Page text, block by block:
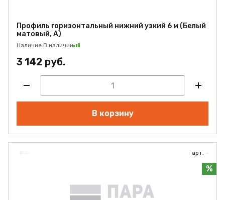
Профиль горизонтальный нижний узкий 6 м (Белый
матовый, А)
Наличие:В наличии
3 142 руб.
В корзину
арт. -
%